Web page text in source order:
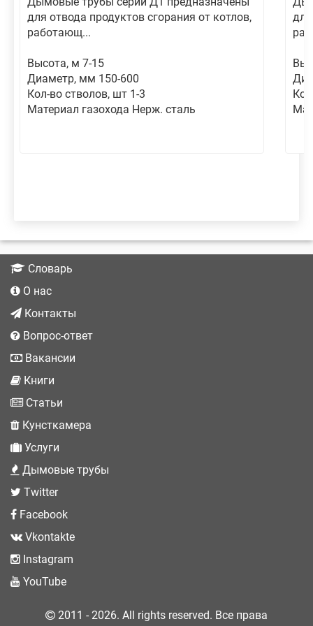
для отвода продуктов сгорания от котлов,
работающ...
Высота, м 7-15
Диаметр, мм 150-600
Кол-во стволов, шт 1-3
Материал газохода Нерж. сталь
Словарь
О нас
Контакты
Вопрос-ответ
Вакансии
Книги
Статьи
Кунсткамера
Услуги
Дымовые трубы
Twitter
Facebook
Vkontakte
Instagram
YouTube
2011 - 2026. All rights reserved. Все права